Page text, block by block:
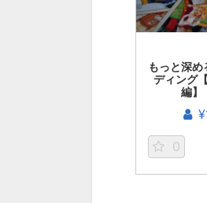
もっと深
ディング
編】
0